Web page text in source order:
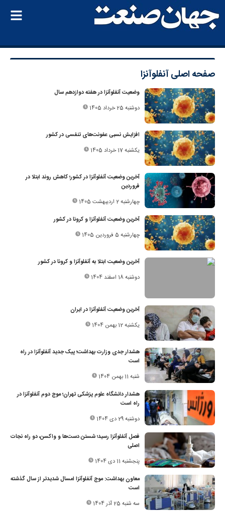
صفحه اصلیآنفلوآنزا
وضعیت آنفلوآنزا در هفته دوازدهم سال
دوشنبه 25 خرداد 1405
افزایش نسبی عفونت‌های تنفسی در کشور
یکشنبه 17 خرداد 1405
آخرین وضعیت آنفلوآنزا در کشور؛ کاهش روند ابتلا در
فروردین‌
چهارشنبه 2 اردیبهشت 1405
آخرین وضعیت آنفلوآنزا و کرونا در کشور
چهارشنبه 5 فروردین 1405
آخرین وضعیت ابتلا به آنفلوآنزا و کرونا در کشور
دوشنبه 18 اسفند 1404
آخرین وضعیت آنفلوآنزا در ایران
یکشنبه 12 بهمن 1404
هشدار جدی وزارت بهداشت؛ پیک جدید آنفلوآنزا در راه
است
شنبه 11 بهمن 1404
هشدار دانشگاه علوم پزشکی تهران؛ موج دوم آنفلوآنزا در
راه است
دوشنبه 29 دی 1404
فصل آنفلوآنزا رسید؛ شستن دست‌ها و واکسن، دو راه نجات
اصلی
پنجشنبه 11 دی 1404
معاون بهداشت: موج آنفلوآنزا امسال شدیدتر از سال گذشته
است
سه شنبه 25 آذر 1404